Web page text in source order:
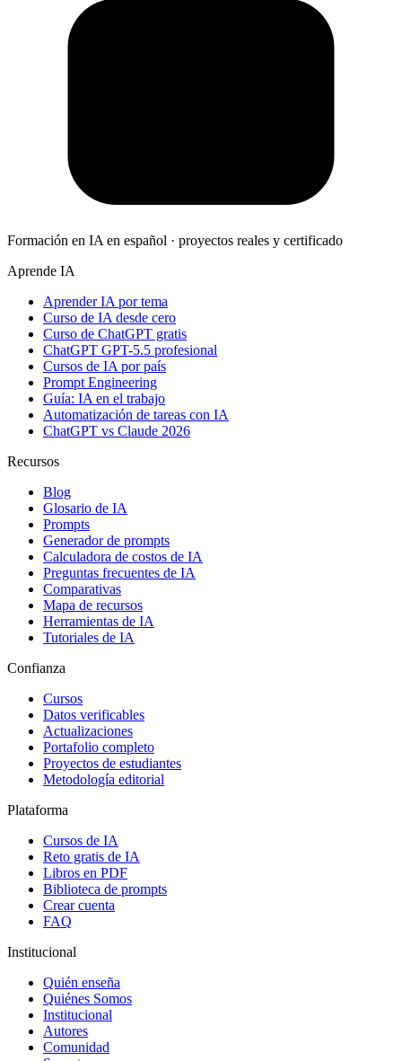
Formación en IA en español · proyectos reales y certificado
Aprende IA
Aprender IA por tema
Curso de IA desde cero
Curso de ChatGPT gratis
ChatGPT GPT-5.5 profesional
Cursos de IA por país
Prompt Engineering
Guía: IA en el trabajo
Automatización de tareas con IA
ChatGPT vs Claude 2026
Recursos
Blog
Glosario de IA
Prompts
Generador de prompts
Calculadora de costos de IA
Preguntas frecuentes de IA
Comparativas
Mapa de recursos
Herramientas de IA
Tutoriales de IA
Confianza
Cursos
Datos verificables
Actualizaciones
Portafolio completo
Proyectos de estudiantes
Metodología editorial
Plataforma
Cursos de IA
Reto gratis de IA
Libros en PDF
Biblioteca de prompts
Crear cuenta
FAQ
Institucional
Quién enseña
Quiénes Somos
Institucional
Autores
Comunidad